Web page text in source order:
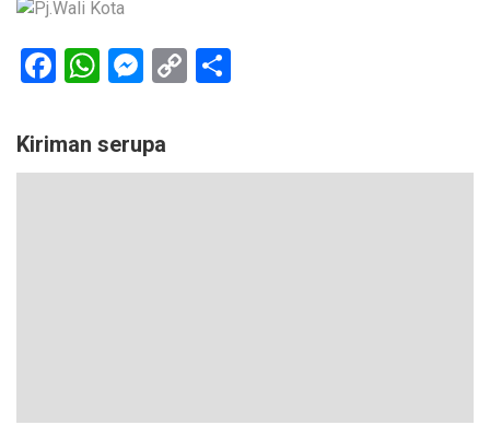
Facebook
WhatsApp
Messenger
Copy
Kiriman serupa